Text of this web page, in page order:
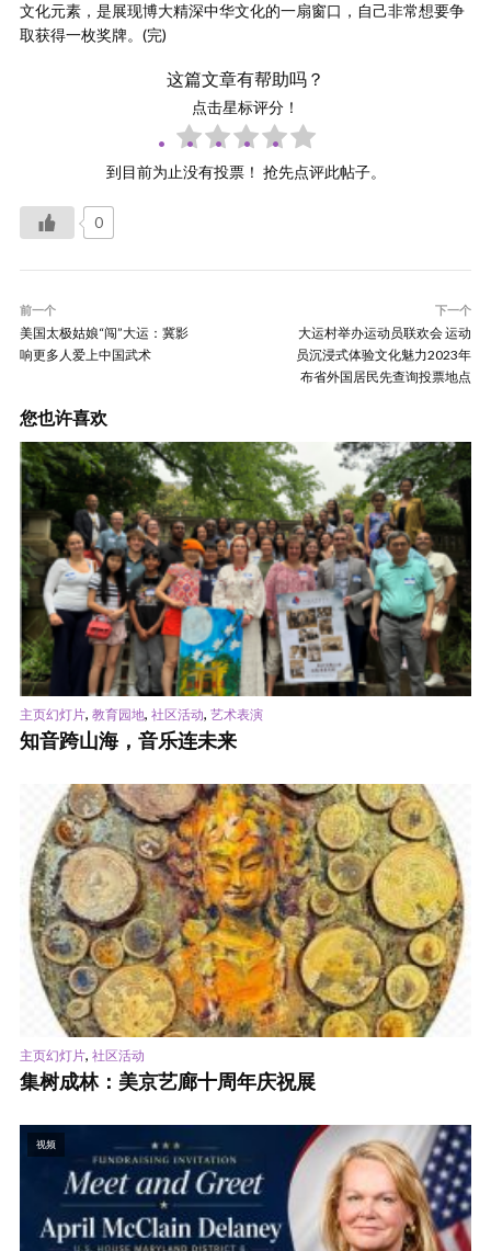
文化元素，是展现博大精深中华文化的一扇窗口，自己非常想要争
取获得一枚奖牌。(完)
这篇文章有帮助吗？
点击星标评分！
到目前为止没有投票！ 抢先点评此帖子。
0
前一个
美国太极姑娘“闯”大运：冀影
响更多人爱上中国武术
下一个
大运村举办运动员联欢会 运动
员沉浸式体验文化魅力2023年
布省外国居民先查询投票地点
您也许喜欢
主页幻灯片, 教育园地, 社区活动, 艺术表演
知音跨山海，音乐连未来
主页幻灯片, 社区活动
集树成林：美京艺廊十周年庆祝展
视频